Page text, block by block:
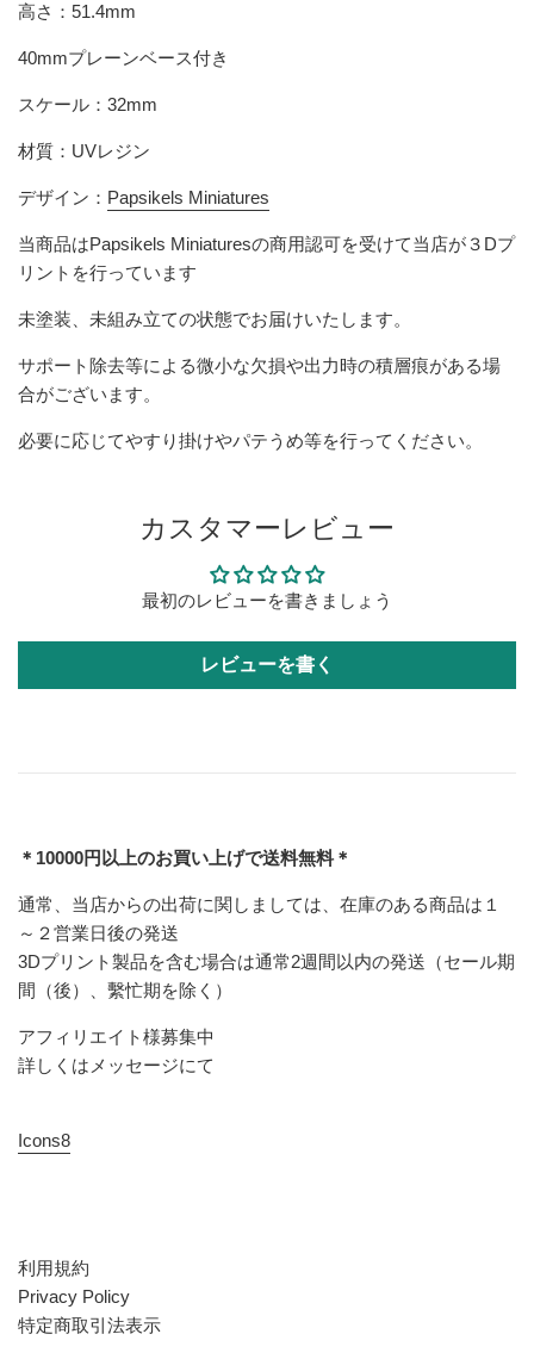
高さ：51.4mm
40mmプレーンベース付き
スケール：32mm
材質：UVレジン
デザイン： Papsikels Miniatures
当商品はPapsikels Miniaturesの商用認可を受けて当店が３Dプ
リントを行っています
未塗装、未組み立ての状態でお届けいたします。
サポート除去等による微小な欠損や出力時の積層痕がある場
合がございます。
必要に応じてやすり掛けやパテうめ等を行ってください。
カスタマーレビュー
最初のレビューを書きましょう
レビューを書く
＊10000円以上のお買い上げで送料無料＊
通常、当店からの出荷に関しましては、在庫のある商品は１
～２営業日後の発送
3Dプリント製品を含む場合は通常2週間以内の発送（セール期
間（後）、繫忙期を除く）
アフィリエイト様募集中
詳しくはメッセージにて
Icons8
利用規約
Privacy Policy
特定商取引法表示